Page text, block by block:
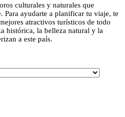
culturales y naturales que
Para ayudarte a planificar tu viaje, te
atractivos turísticos de todo
histórica, la belleza natural y la
a este país.